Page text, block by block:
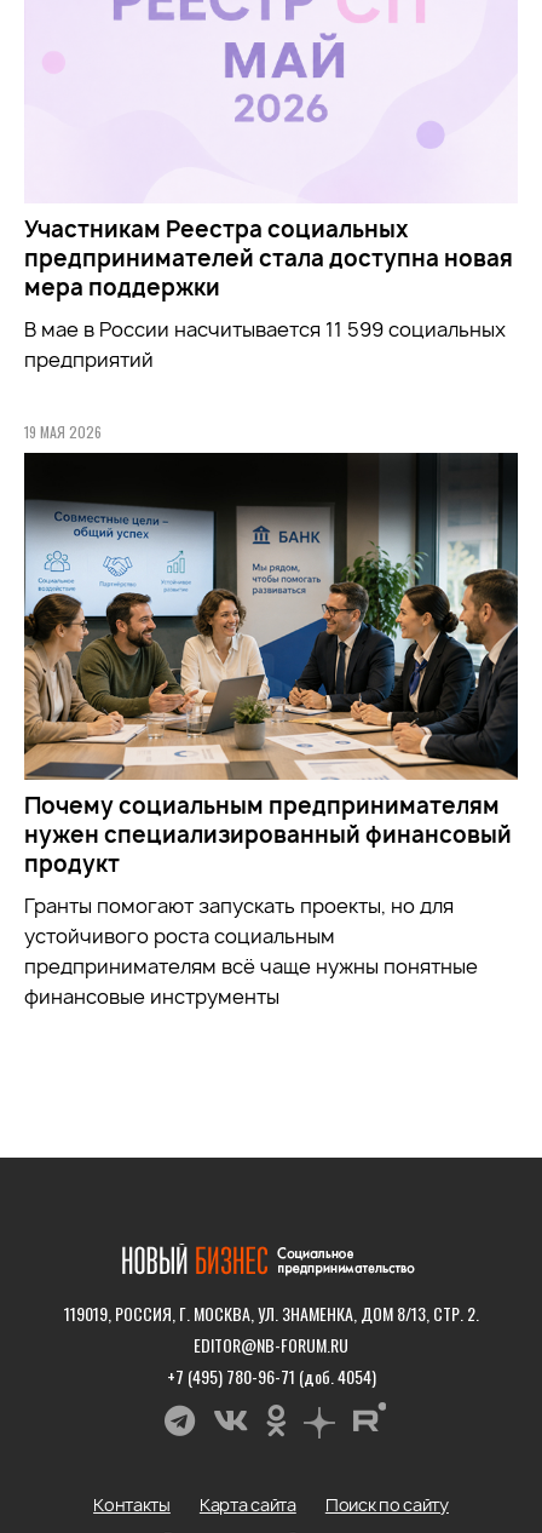
Участникам Реестра социальных
предпринимателей стала доступна новая
мера поддержки
В мае в России насчитывается 11 599 социальных
предприятий
19 МАЯ 2026
Почему социальным предпринимателям
нужен специализированный финансовый
продукт
Гранты помогают запускать проекты, но для
устойчивого роста социальным
предпринимателям всё чаще нужны понятные
финансовые инструменты
119019, РОССИЯ, Г. МОСКВА, УЛ. ЗНАМЕНКА, ДОМ 8/13, СТР. 2.
EDITOR@NB-FORUM.RU
+7 (495) 780-96-71 (доб. 4054)
Контакты Карта сайта
Поиск по сайту